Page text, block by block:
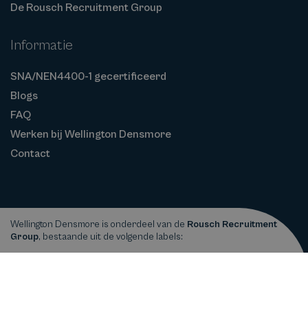
De Rousch Recruitment Group
Informatie
SNA/NEN4400-1 gecertificeerd
Blogs
FAQ
Werken bij Wellington Densmore
Contact
Wellington Densmore is onderdeel van de Rousch Recruitment
Group, bestaande uit de volgende labels: